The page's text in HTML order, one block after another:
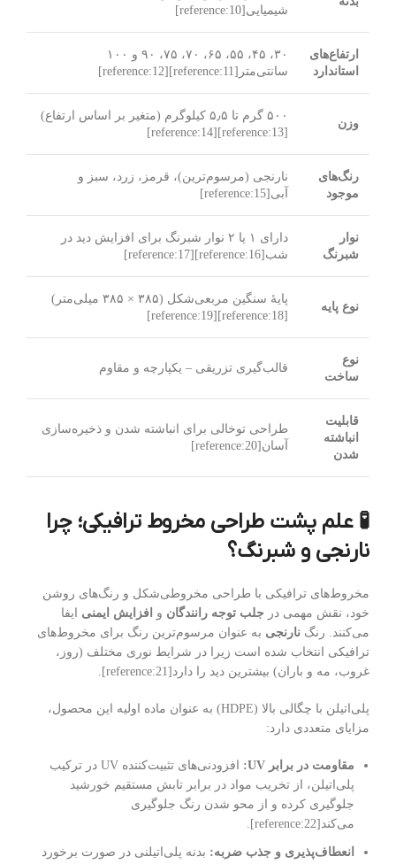
شیمیایی[reference:10]
ارتفاع‌های
استاندارد
۳۰، ۴۵، ۵۵، ۶۵، ۷۰، ۷۵، ۹۰ و ۱۰۰
سانتی‌متر[reference:11][reference:12]
وزن
۵۰۰ گرم تا ۵٫۵ کیلوگرم (متغیر بر اساس ارتفاع)
[reference:13][reference:14]
رنگ‌های
موجود
نارنجی (مرسوم‌ترین)، قرمز، زرد، سبز و
آبی[reference:15]
نوار
شبرنگ
دارای ۱ یا ۲ نوار شبرنگ برای افزایش دید در
شب[reference:16][reference:17]
نوع پایه
پایۀ سنگین مربعی‌شکل (۳۸۵ × ۳۸۵ میلی‌متر)
[reference:18][reference:19]
نوع
ساخت
قالب‌گیری تزریقی – یکپارچه و مقاوم
قابلیت
انباشته
شدن
طراحی توخالی برای انباشته شدن و ذخیره‌سازی
آسان[reference:20]
🧪 علم پشت طراحی مخروط ترافیکی؛ چرا
نارنجی و شبرنگ؟
مخروط‌های ترافیکی با طراحی مخروطی‌شکل و رنگ‌های روشن
خود، نقش مهمی در جلب توجه رانندگان و افزایش ایمنی ایفا
می‌کنند. رنگ نارنجی به عنوان مرسوم‌ترین رنگ برای مخروط‌های
ترافیکی انتخاب شده است زیرا در شرایط نوری مختلف (روز،
غروب، مه و باران) بیشترین دید را دارد[reference:21].
پلی‌اتیلن با چگالی بالا (HDPE) به عنوان ماده اولیه این محصول،
مزایای متعددی دارد:
مقاومت در برابر UV:
افزودنی‌های تثبیت‌کننده UV در ترکیب
پلی‌اتیلن، از تخریب مواد در برابر تابش مستقیم خورشید
جلوگیری کرده و از محو شدن رنگ جلوگیری
می‌کند[reference:22].
انعطاف‌پذیری و جذب ضربه: بدنه پلی‌اتیلنی در صورت برخورد